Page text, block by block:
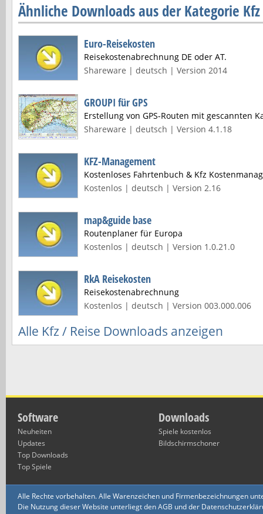
Ähnliche Downloads aus der Kategorie
Euro-Reisekosten
Reisekostenabrechnung DE oder AT.
Shareware | deutsch | Version 2014
GROUPI für GPS
Erstellung von GPS-Routen mit gescannten
Shareware | deutsch | Version 4.1.18
KFZ-Management
Kostenloses Fahrtenbuch & Kfz
Kostenlos | deutsch | Version 2.16
map&guide base
Routenplaner für Europa
Kostenlos | deutsch | Version 1.0.21.0
RkA Reisekosten
Reisekostenabrechnung
Kostenlos | deutsch | Version 003.000.006
Alle Kfz / Reise Downloads anzeigen
Software
Neuheiten
Updates
Top Downloads
Top Spiele
Downloads
Spiele kostenlos
Bildschirmschoner
Alle Rechte vorbehalten. Alle Warenzeichen und Firmenbezeichnungen
Die Nutzung dieser Website unterliegt den AGB und der